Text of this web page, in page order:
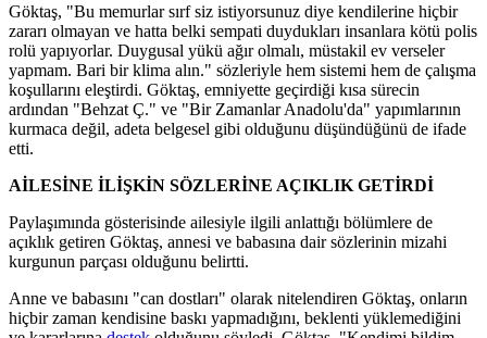
Göktaş, "Bu memurlar sırf siz istiyorsunuz diye kendilerine hiçbir
zararı olmayan ve hatta belki sempati duydukları insanlara kötü polis
rolü yapıyorlar. Duygusal yükü ağır olmalı, müstakil ev verseler
yapmam. Bari bir klima alın." sözleriyle hem sistemi hem de çalışma
koşullarını eleştirdi. Göktaş, emniyette geçirdiği kısa sürecin
ardından "Behzat Ç." ve "Bir Zamanlar Anadolu'da" yapımlarının
kurmaca değil, adeta belgesel gibi olduğunu düşündüğünü de ifade
etti.
AİLESİNE İLİŞKİN SÖZLERİNE AÇIKLIK GETİRDİ
Paylaşımında gösterisinde ailesiyle ilgili anlattığı bölümlere de
açıklık getiren Göktaş, annesi ve babasına dair sözlerinin mizahi
kurgunun parçası olduğunu belirtti.
Anne ve babasını "can dostları" olarak nitelendiren Göktaş, onların
hiçbir zaman kendisine baskı yapmadığını, beklenti yüklemediğini